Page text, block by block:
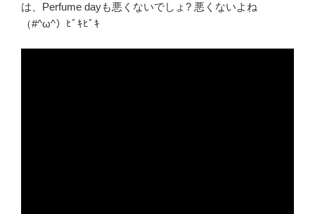
は、Perfume dayも悪くないでしょ? 悪くないよね
（#^ω^）ﾋﾞｷﾋﾞｷ